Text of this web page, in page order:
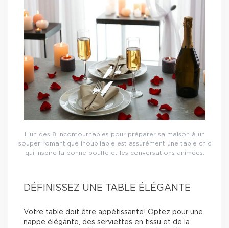
L’un des 8 incontournables pour préparer sa maison à un
souper romantique inoubliable est assurément une table chic
qui inspire la bonne bouffe et les conversations animées.
DÉFINISSEZ UNE TABLE ÉLÉGANTE
Votre table doit être appétissante! Optez pour une
nappe élégante, des serviettes en tissu et de la